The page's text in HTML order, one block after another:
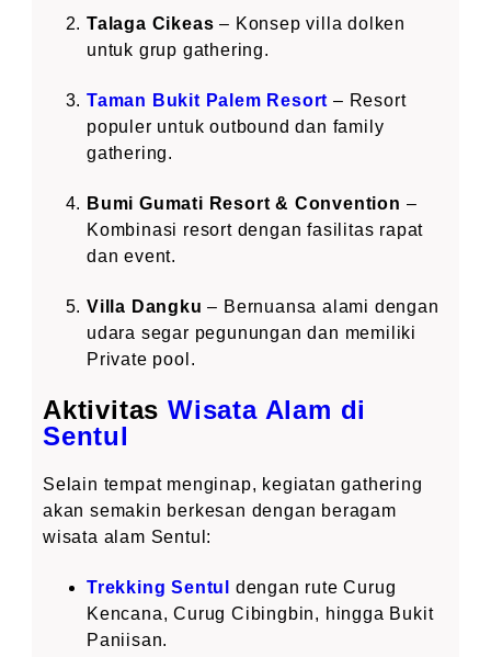
Talaga Cikeas – Konsep villa dolken
untuk grup gathering.
Taman Bukit Palem Resort – Resort
populer untuk outbound dan family
gathering.
Bumi Gumati Resort & Convention –
Kombinasi resort dengan fasilitas rapat
dan event.
Villa Dangku – Bernuansa alami dengan
udara segar pegunungan dan memiliki
Private pool.
AktivitasWisata Alam di
Sentul
Selain tempat menginap, kegiatan gathering
akan semakin berkesan dengan beragam
wisata alam Sentul:
Trekking Sentul
dengan rute Curug
Kencana, Curug Cibingbin, hingga Bukit
Paniisan.